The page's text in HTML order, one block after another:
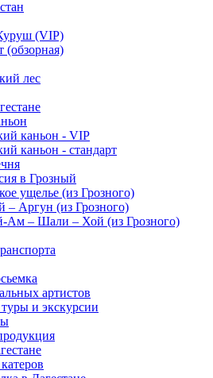
(VIP)
(обзорная)
лес
каньон - VIP
каньон - стандарт
в Грозный
ущелье (из Грозного)
– Аргун (из Грозного)
Ам – Шали – Хой (из Грозного)
артистов
и экскурсии